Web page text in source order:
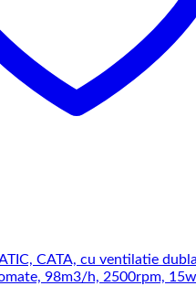
CATA, cu ventilatie
98m3/h, 2500rpm,